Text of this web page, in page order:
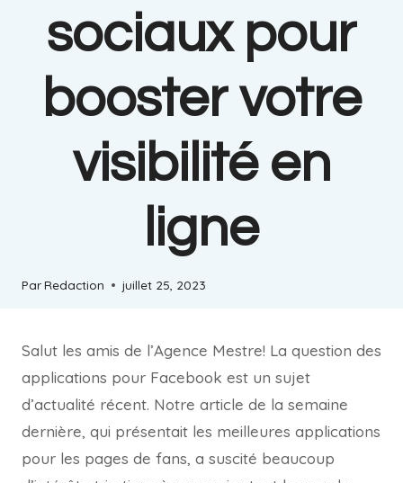
sociaux pour
booster votre
visibilité en
ligne
ParRedaction juillet 25, 2023
Salut les amis de l’Agence Mestre! La question des
applications pour Facebook est un sujet
d’actualité récent. Notre article de la semaine
dernière, qui présentait les meilleures applications
pour les pages de fans, a suscité beaucoup